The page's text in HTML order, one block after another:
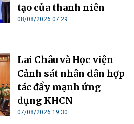
tạo của thanh niên
08/08/2026 07:29
Lai Châu và Học viện
Cảnh sát nhân dân hợp
tác đẩy mạnh ứng
dụng KHCN
07/08/2026 19:30